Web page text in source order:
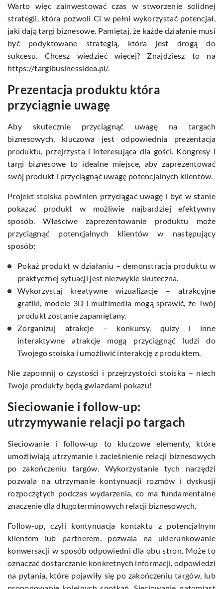
Warto więc zainwestować czas w stworzenie solidnej
strategii, która pozwoli Ci w pełni wykorzystać potencjał,
jaki dają targi biznesowe. Pamiętaj, że każde działanie musi
być podyktowane strategią, która jest drogą do
sukcesu. Chcesz wiedzieć więcej? Znajdziesz to na
https://targibusinessidea.pl/.
Prezentacja produktu która
przyciągnie uwagę
Aby skutecznie przyciągnąć uwagę na targach
biznesowych, kluczowa jest odpowiednia prezentacja
produktu, przejrzysta i interesująca dla gości. Kongresy i
targi biznesowe to idealne miejsce, aby zaprezentować
swój produkt i przyciągnąć uwagę potencjalnych klientów.
Projekt stoiska powinien przyciągać uwagę i być w stanie
pokazać produkt w możliwie najbardziej efektywny
sposób. Właściwe zaprezentowanie produktu może
przyciągnąć potencjalnych klientów w następujący
sposób:
Pokaż produkt w działaniu – demonstracja produktu w
praktycznej sytuacji jest niezwykle skuteczna.
Wykorzystaj kreatywne wizualizacje – atrakcyjne
grafiki, modele 3D i multimedia mogą sprawić, że Twój
produkt zostanie zapamiętany.
Zorganizuj atrakcje – konkursy, quizy i inne
interaktywne atrakcje mogą przyciągnąć ludzi do
Twojego stoiska i umożliwić interakcję z produktem.
Nie zapomnij o czystości i przejrzystości stoiska – niech
Twoje produkty będą gwiazdami pokazu!
Sieciowanie i follow-up:
utrzymywanie relacji po targach
Sieciowanie i follow-up to kluczowe elementy, które
umożliwiają utrzymanie i zacieśnienie relacji biznesowych
po zakończeniu targów. Wykorzystanie tych narzędzi
pozwala na utrzymanie kontynuacji rozmów i dyskusji
rozpoczętych podczas wydarzenia, co ma fundamentalne
znaczenie dla długoterminowych relacji biznesowych.
Follow-up, czyli kontynuacja kontaktu z potencjalnym
klientem lub partnerem, pozwala na ukierunkowanie
konwersacji w sposób odpowiedni dla obu stron. Może to
oznaczać dostarczanie konkretnych informacji, odpowiedzi
na pytania, które pojawiły się po zakończeniu targów, lub